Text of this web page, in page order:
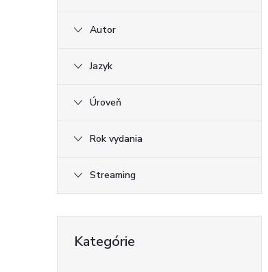
Autor
Jazyk
Úroveň
Rok vydania
Streaming
kategórie
Kategórie